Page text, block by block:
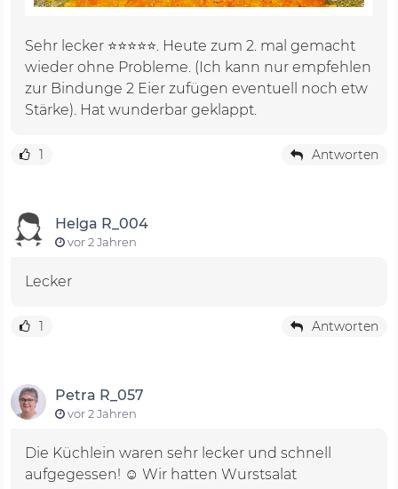
Sehr lecker ⭐️⭐️⭐️⭐️⭐️. Heute zum 2. mal gemacht
wieder ohne Probleme. (Ich kann nur empfehlen
zur Bindunge 2 Eier zufügen eventuell noch etw
Stärke). Hat wunderbar geklappt.
1 Antworten
Helga R_004
vor 2 Jahren
Lecker
1 Antworten
Petra R_057
vor 2 Jahren
Die Küchlein waren sehr lecker und schnell
aufgegessen! ☺️ Wir hatten Wurstsalat